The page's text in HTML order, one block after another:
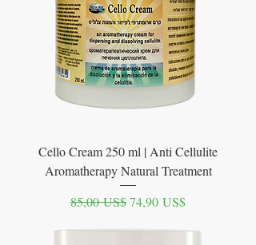
Cello Cream 250 ml | Anti Cellulite
Aromatherapy Natural Treatment
Precio
85,00 US$Precio de oferta
74,90 US$